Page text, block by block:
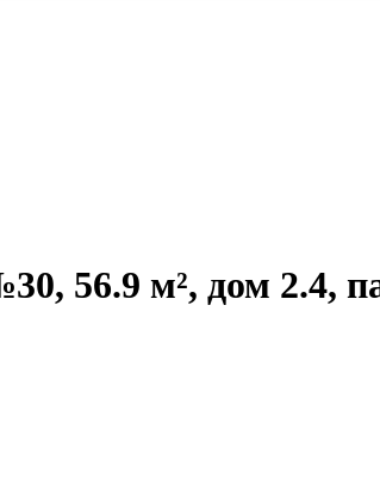
56.9 м², дом 2.4,